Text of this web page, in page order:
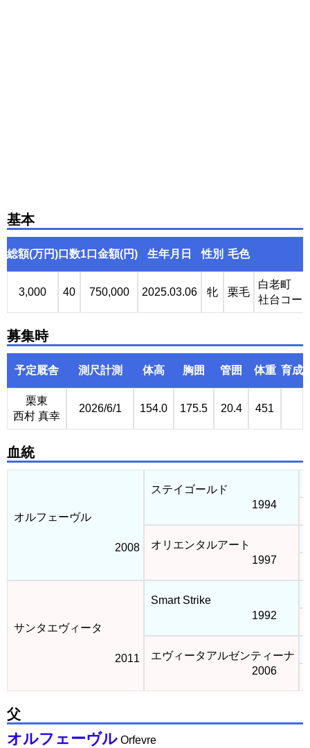
基本
総額(万円)口数1口金額(円) 生年月日 性別 毛色
3,000 40 750,000 2025.03.06 牝 栗毛
白老町
社台コー
募集時
予定厩舎 測尺計測 体高 胸囲 管囲 体重 育成
栗東
西村 真幸
2026/6/1 154.0 175.5 20.4 451
血統
オルフェーヴル
2008
ステイゴールド
1994
オリエンタルアート
1997
サンタエヴィータ
2011
Smart Strike
1992
エヴィータアルゼンティーナ
2006
父
オルフェーヴル Orfevre